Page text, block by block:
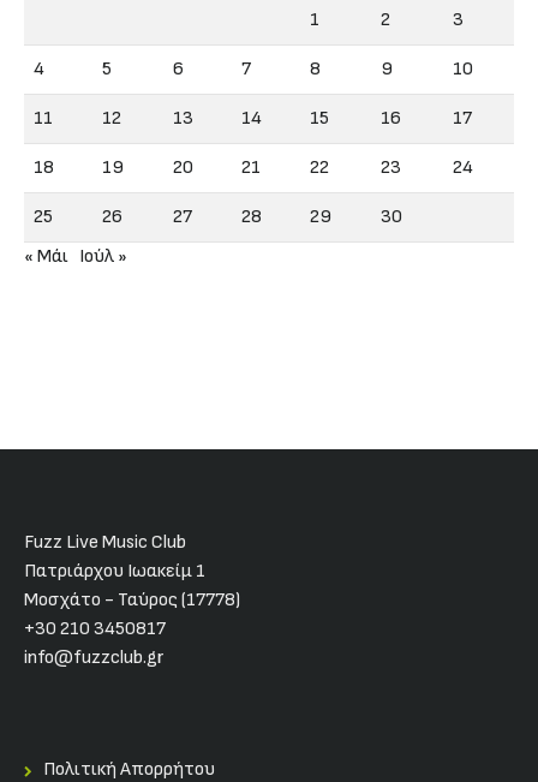
1 2 3
4 5 6 7 8 9 10
11 12 13 14 15 16 17
18 19 20 21 22 23 24
25 26 27 28 29
30
« Μάι Ιούλ »
Fuzz Live Music Club
Πατριάρχου Ιωακείμ 1
Μοσχάτο - Ταύρος (17778)
+30 210 3450817
info@fuzzclub.gr
Πολιτική Απορρήτου